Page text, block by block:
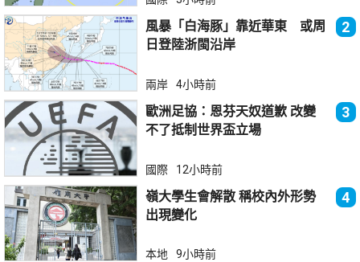
風暴「白海豚」靠近華東 或周
日登陸浙閩沿岸
2
兩岸 4小時前
歐洲足協：恩芬天奴道歉 改變
不了抵制世界盃立場
3
國際 12小時前
嶺大學生會解散 稱校內外形勢
出現變化
4
本地 9小時前